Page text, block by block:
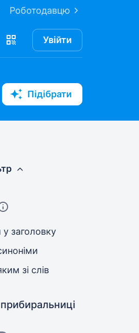
Роботодавцю
Увійти
Підібрати
заголовку
зі слів